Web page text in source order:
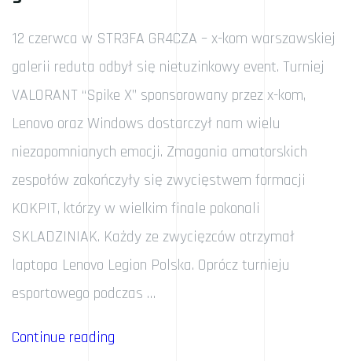
12 czerwca w STR3FA GR4CZA – x-kom warszawskiej
galerii reduta odbył się nietuzinkowy event. Turniej
VALORANT “Spike X” sponsorowany przez x-kom,
Lenovo oraz Windows dostarczył nam wielu
niezapomnianych emocji. Zmagania amatorskich
zespołów zakończyły się zwycięstwem formacji
KOKPIT, którzy w wielkim finale pokonali
SKLADZINIAK. Każdy ze zwycięzców otrzymał
laptopa Lenovo Legion Polska. Oprócz turnieju
esportowego podczas …
Continue reading